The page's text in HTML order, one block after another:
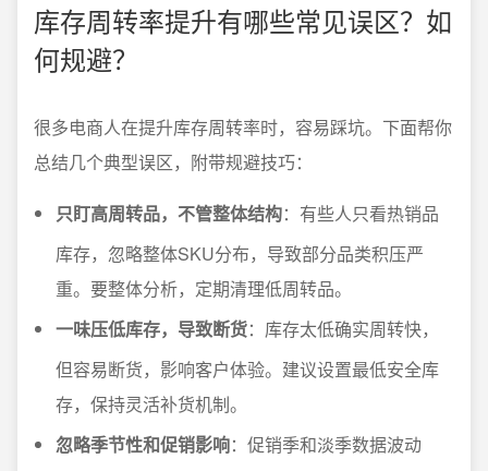
库存周转率提升有哪些常见误区？如
何规避？
很多电商人在提升库存周转率时，容易踩坑。下面帮你
总结几个典型误区，附带规避技巧：
只盯高周转品，不管整体结构：有些人只看热销品
库存，忽略整体SKU分布，导致部分品类积压严
重。要整体分析，定期清理低周转品。
一味压低库存，导致断货：库存太低确实周转快，
但容易断货，影响客户体验。建议设置最低安全库
存，保持灵活补货机制。
忽略季节性和促销影响：促销季和淡季数据波动